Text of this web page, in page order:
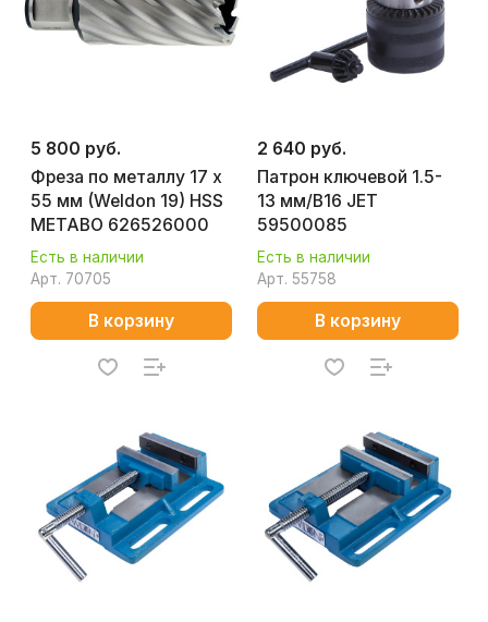
5 800 руб.
Фреза по металлу 17 х
55 мм (Weldon 19) HSS
METABO 626526000
Есть в наличии
Арт. 70705
В корзину
2 640 руб.
Патрон ключевой 1.5-
13 мм/В16 JET
59500085
Есть в наличии
Арт. 55758
В корзину